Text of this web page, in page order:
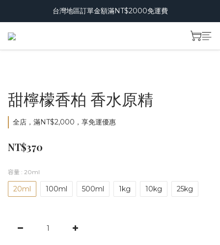
台灣地區訂單金額滿NT$2000免運費
甜檸檬香柏 香水原精
全店，滿NT$2,000，享免運優惠
NT$370
容量 : 20ml
20ml 100ml 500ml 1kg 10kg 25kg